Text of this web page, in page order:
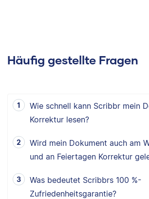
Häufig gestellte Fragen
Wie schnell kann Scribbr mein
Korrektur lesen?
Wird mein Dokument auch am
und an Feiertagen Korrektur
Was bedeutet Scribbrs 100 %-
Zufriedenheitsgarantie?